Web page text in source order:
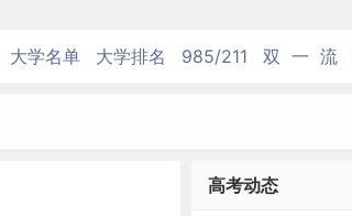
大学名单 大学排名 985/211 双 一 流
高考动态